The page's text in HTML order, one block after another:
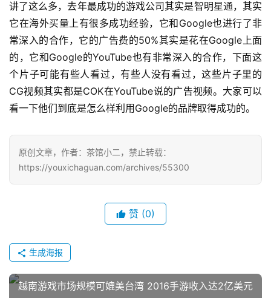
讲了这么多，去年最成功的游戏公司其实是智明星通，其实
它在海外买量上有很多成功经验，它和Google也进行了非
常深入的合作，它的广告费的50%其实是花在Google上面
的，它和Google的YouTube也有非常深入的合作，下面这
个片子可能有些人看过，有些人没有看过，这些片子里的
CG视频其实都是COK在YouTube说的广告视频。大家可以
看一下他们到底是怎么样利用Google的品牌取得成功的。
原创文章，作者：茶馆小二，禁止转载：
https://youxichaguan.com/archives/55300
赞 (0)
生成海报
越南游戏市场规模可媲美台湾 2016手游收入达2亿美元